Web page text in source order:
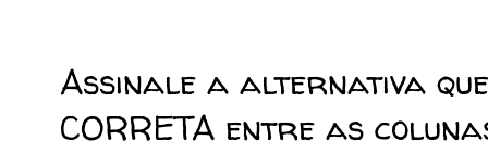
Assinale a alternativa
CORRETA entre as